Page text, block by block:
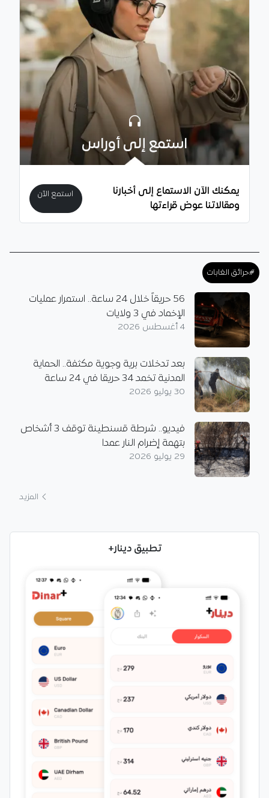
استمع إلى أوراس
يمكنك الآن الاستماع إلى أخبارنا
ومقالاتنا عوض قراءتها
استمع الآن
#حرائق الغابات
56 حريقاً خلال 24 ساعة.. استمرار عمليات
الإخماد في 3 ولايات
4 أغسطس 2026
بعد تدخلات برية وجوية مكثفة.. الحماية
المدنية تخمد 34 حريقا في 24 ساعة
30 يوليو 2026
فيديو.. شرطة قسنطينة توقف 3 أشخاص
بتهمة إضرام النار عمدا
29 يوليو 2026
المزيد
تطبيق دينار+